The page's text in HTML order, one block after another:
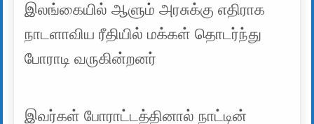
இலங்கையில் ஆளும் அரசுக்கு எதிராக
நாடளாவிய ரீதியில் மக்கள் தொடர்ந்து
போராடி வருகின்றனர்
இவர்கள் போராட்டத்தினால் நாட்டின்